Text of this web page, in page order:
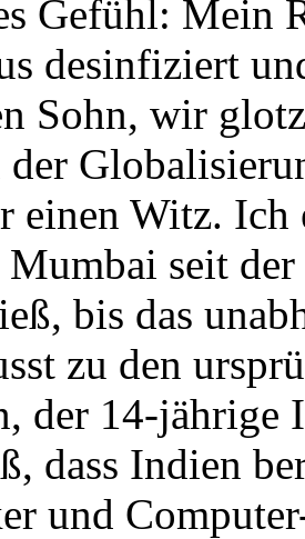
Gefühl: Mein
desinfiziert
Sohn, wir
der
einen Witz.
seit
bis das
zu den
der 14-jährige
dass Indien
und